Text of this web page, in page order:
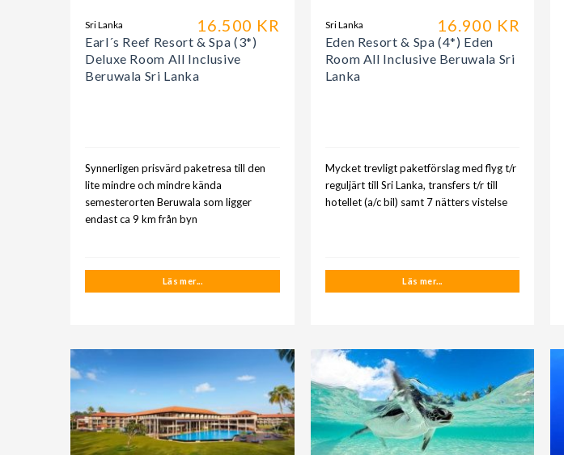
16.500 KR
Sri Lanka
Earl´s Reef Resort & Spa (3*)
Deluxe Room All Inclusive
Beruwala Sri Lanka
Synnerligen prisvärd paketresa till den
lite mindre och mindre kända
semesterorten Beruwala som ligger
endast ca 9 km från byn
Läs mer...
16.900 KR
Sri Lanka
Eden Resort & Spa (4*) Eden
Room All Inclusive Beruwala Sri
Lanka
Mycket trevligt paketförslag med flyg t/r
reguljärt till Sri Lanka, transfers t/r till
hotellet (a/c bil) samt 7 nätters vistelse
Läs mer...